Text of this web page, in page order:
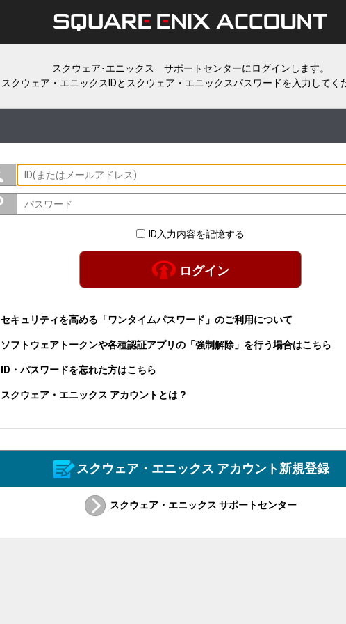
スクウェア･エニックス サポートセンターにログインします。
スクウェア・エニックスIDとスクウェア・エニックスパスワードを入力してく
ID入力内容を記憶する
ログイン
セキュリティを高める「ワンタイムパスワード」のご利用について
ソフトウェアトークンや各種認証アプリの「強制解除」を行う場合はこちら
ID・パスワードを忘れた方はこちら
スクウェア・エニックス アカウントとは？
スクウェア・エニックス アカウント新規登録
スクウェア・エニックス サポートセンター